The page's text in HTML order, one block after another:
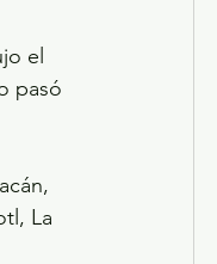
el
pasó
La